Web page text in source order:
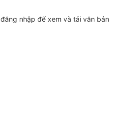
đăng nhập để xem và tải văn bản